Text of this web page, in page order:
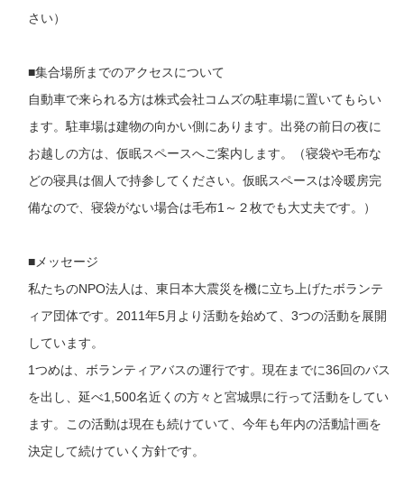
さい）
■集合場所までのアクセスについて
自動車で来られる方は株式会社コムズの駐車場に置いてもらい
ます。駐車場は建物の向かい側にあります。出発の前日の夜に
お越しの方は、仮眠スペースへご案内します。（寝袋や毛布な
どの寝具は個人で持参してください。仮眠スペースは冷暖房完
備なので、寝袋がない場合は毛布1～２枚でも大丈夫です。）
■メッセージ
私たちのNPO法人は、東日本大震災を機に立ち上げたボランテ
ィア団体です。2011年5月より活動を始めて、3つの活動を展開
しています。
1つめは、ボランティアバスの運行です。現在までに36回のバス
を出し、延べ1,500名近くの方々と宮城県に行って活動をしてい
ます。この活動は現在も続けていて、今年も年内の活動計画を
決定して続けていく方針です。